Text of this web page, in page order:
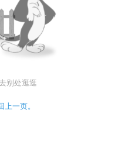
别处逛逛
上一页。